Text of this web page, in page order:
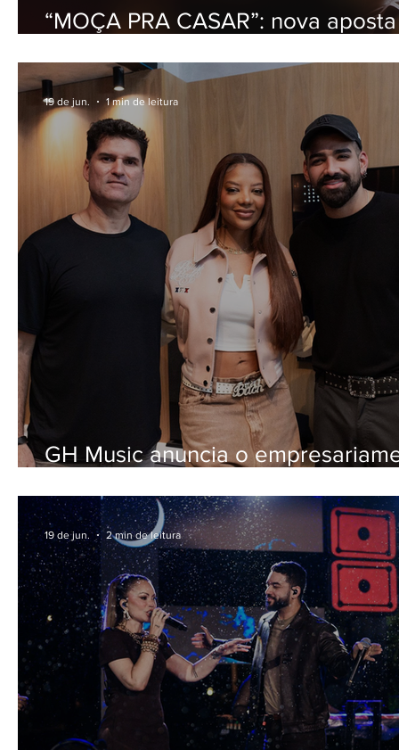
“MOÇA PRA CASAR”: nova
público e acumula números
expressivos em apenas 5 dias
GH Music anuncia o
19 de jun. 1 min de leitura
19 de jun. 2 min de leitura